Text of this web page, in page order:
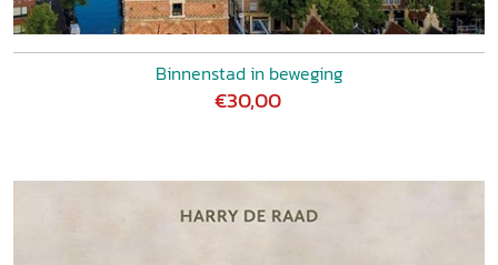
Binnenstad in beweging
€30,00